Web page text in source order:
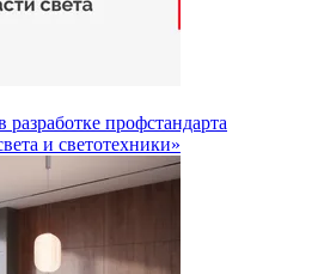
профстандарта
и светотехники»